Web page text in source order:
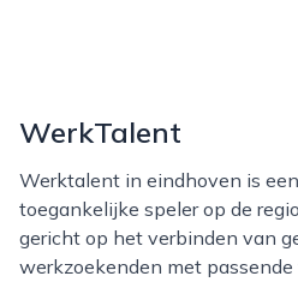
WerkTalent
Werktalent in eindhoven is een betrokken en
toegankelijke speler op de
gericht op het verbinden van
werkzoekenden met